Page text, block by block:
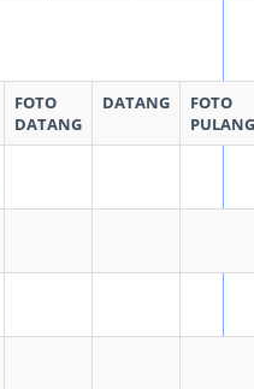
FOTO
DATANG
DATANG
FOTO
PULANG